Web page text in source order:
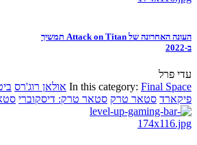
העונה האחרונה של Attack on Titan תמשיך
ב-2022
עדי פרל
In this category: Final Space אולאן רוג'רס
פיקארד סטאר טרק סטאר טרק: דיסקוברי